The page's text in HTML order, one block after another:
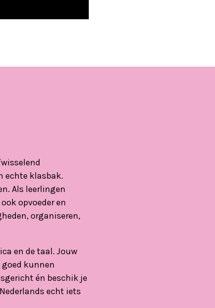
echte klasbak.
Als leerlingen
opvoeder en
organiseren,
en de taal. Jouw
kunnen
én beschik je
echt iets